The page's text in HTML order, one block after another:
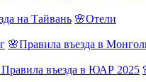
на Тайвань 🌸Отели
🌸Правила въезда в
въезда в ЮАР 2025